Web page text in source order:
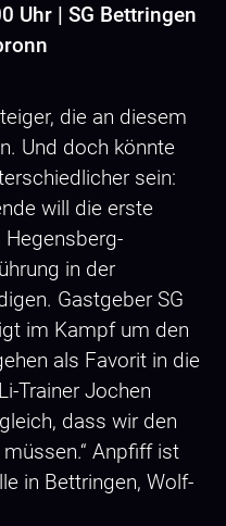
Uhr | SG Bettringen
die an diesem
Und doch könnte
sein:
will die erste
Hegensberg-
in der
Gastgeber SG
im Kampf um den
als Favorit in die
Trainer Jochen
dass wir den
Anpfiff ist
in Bettringen, Wolf-